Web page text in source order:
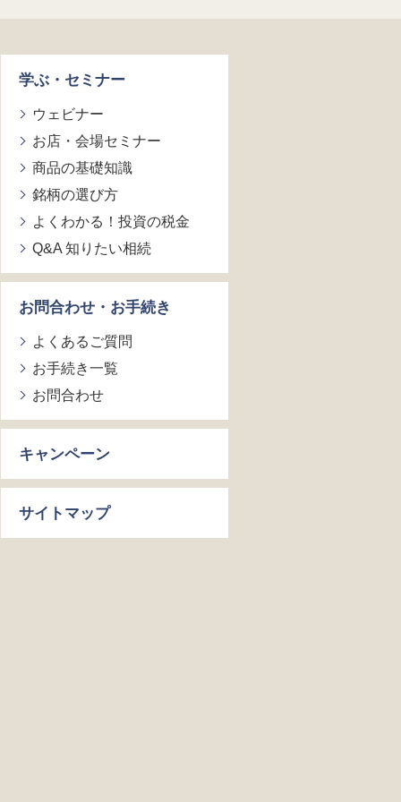
学ぶ・セミナー
ウェビナー
お店・会場セミナー
商品の基礎知識
銘柄の選び方
よくわかる！投資の税金
Q&A 知りたい相続
お問合わせ・お手続き
よくあるご質問
お手続き一覧
お問合わせ
キャンペーン
サイトマップ